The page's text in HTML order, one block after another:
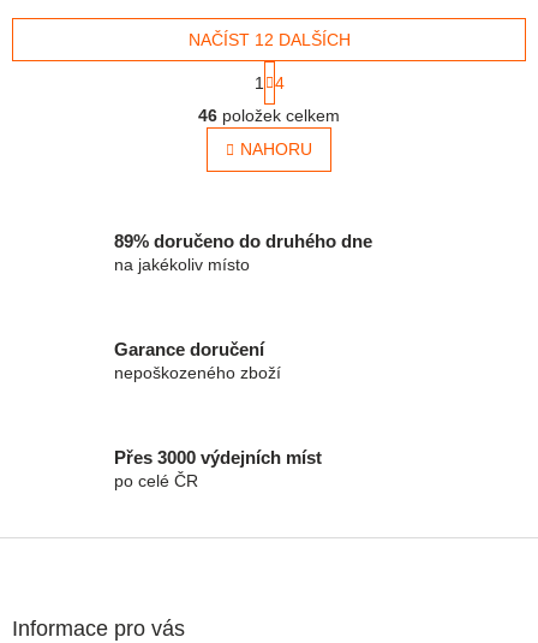
napište nám do poznámky na
konci...
Ovládací prvky výpisu
NAČÍST 12 DALŠÍCH
1
4
46 položek celkem
NAHORU
89% doručeno do druhého dne
na jakékoliv místo
Garance doručení
nepoškozeného zboží
Přes 3000 výdejních míst
po celé ČR
Informace pro vás